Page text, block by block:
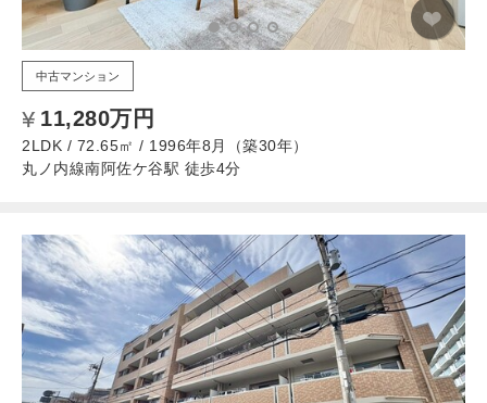
中古マンション
11,280万円
2LDK / 72.65㎡ / 1996年8月（築30年）
丸ノ内線南阿佐ケ谷駅 徒歩4分